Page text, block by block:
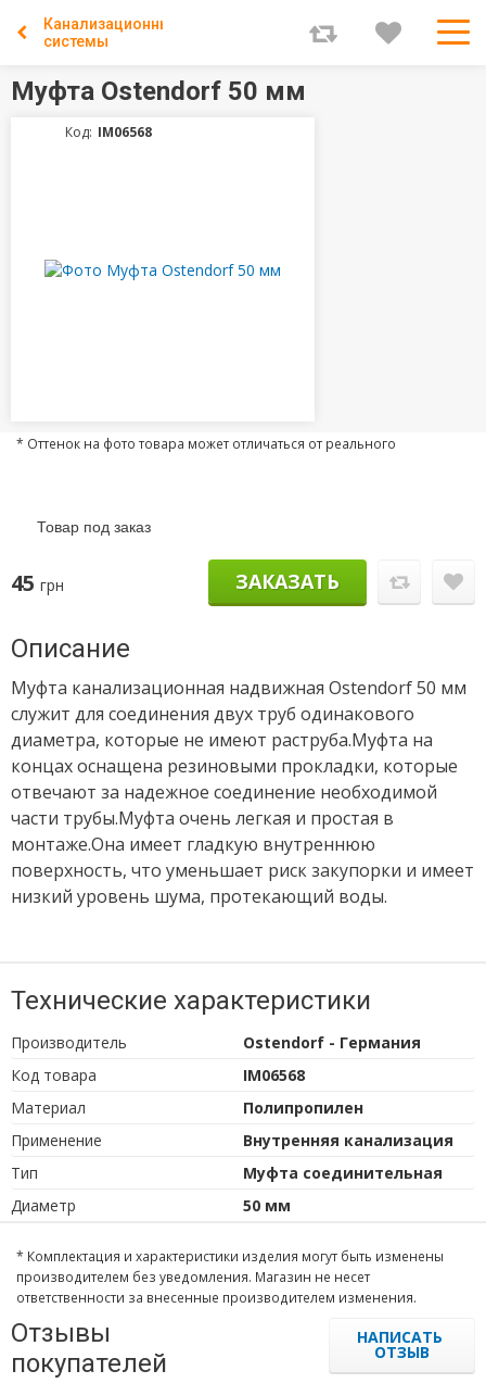
Канализационные
системы
Муфта Ostendorf 50 мм
Код: IM06568
* Оттенок на фото товара может отличаться от реального
Товар под заказ
45 грн ЗАКАЗАТЬ
Описание
Муфта канализационная надвижная Ostendorf 50 мм
служит для соединения двух труб одинакового
диаметра, которые не имеют раструба.Муфта на
концах оснащена резиновыми прокладки, которые
отвечают за надежное соединение необходимой
части трубы.Муфта очень легкая и простая в
монтаже.Она имеет гладкую внутреннюю
поверхность, что уменьшает риск закупорки и имеет
низкий уровень шума, протекающий воды.
Технические характеристики
Производитель
Ostendorf - Германия
Код товара
IM06568
Материал
Полипропилен
Применение
Внутренняя канализация
Тип
Муфта соединительная
Диаметр
50 мм
* Комплектация и характеристики изделия могут быть изменены
производителем без уведомления. Магазин не несет
ответственности за внесенные производителем изменения.
Отзывы
покупателей
НАПИСАТЬ
ОТЗЫВ